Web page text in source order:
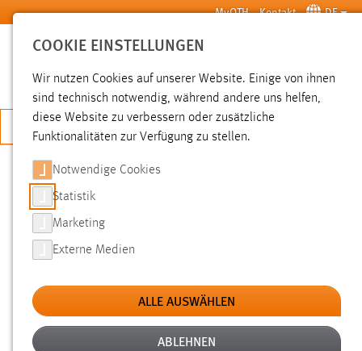
Zum Hauptinhalt springen MyOTH Kontakt DE
SUCHE
JETZT BEWERBEN
SUCHE
FILTER
Typ
Erstellungsdatum
COOKIE EINSTELLUNGEN
Wir nutzen Cookies auf unserer Website. Einige von ihnen
sind technisch notwendig, während andere uns helfen,
diese Website zu verbessern oder zusätzliche
Funktionalitäten zur Verfügung zu stellen.
Notwendige Cookies
Statistik
Marketing
Externe Medien
ALLE AUSWÄHLEN
ABLEHNEN